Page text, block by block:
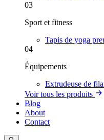
03
Sport et fitness
Tapis de yoga
04
Équipements
Extrudeuse de
Voir tous les produits
Blog
About
Contact